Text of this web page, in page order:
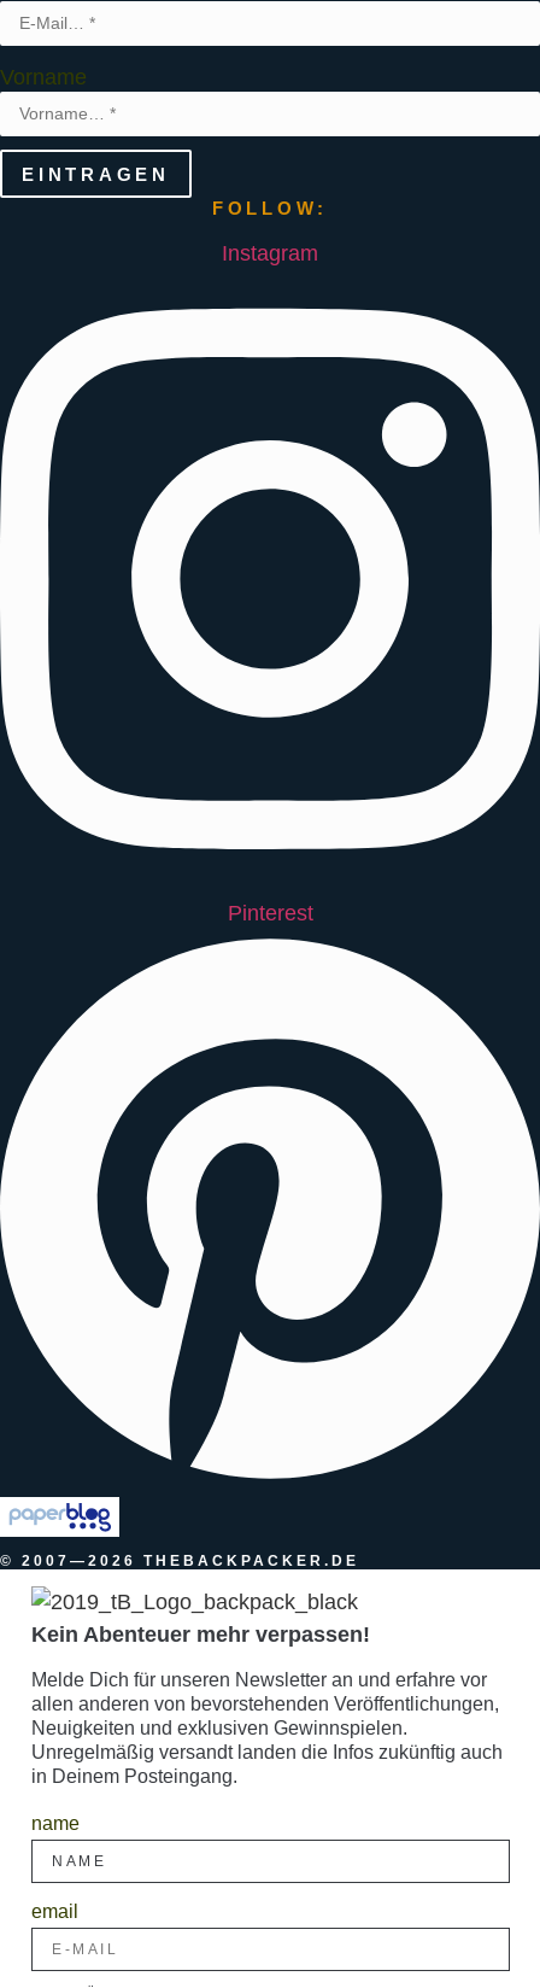
Vorname
EINTRAGEN
FOLLOW:
Instagram
Pinterest
© 2007—2026 THEBACKPACKER.DE
Kein Abenteuer mehr verpassen!
Melde Dich für unseren Newsletter an und erfahre vor
allen anderen von bevorstehenden Veröffentlichungen,
Neuigkeiten und exklusiven Gewinnspielen.
Unregelmäßig versandt landen die Infos zukünftig auch
in Deinem Posteingang.
name
email